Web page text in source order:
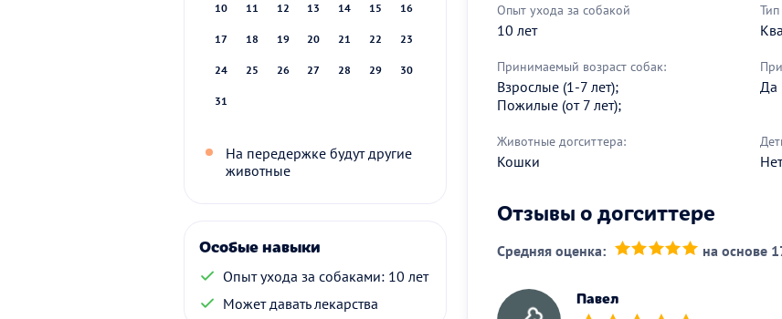
10 11 12 13 14 15 16
17 18 19 20 21 22 23
24 25 26 27 28 29 30
31
На передержке будут другие
животные
Особые навыки
Опыт ухода за собаками: 10 лет
Может давать лекарства
Опыт ухода за собакой
10 лет
Принимаемый возраст собак:
Взрослые (1-7 лет);
Пожилые (от 7 лет);
Да
Животные догситтера:
Кошки Нет
Отзывы о догситтере
Средняя оценка: на основе
Павел